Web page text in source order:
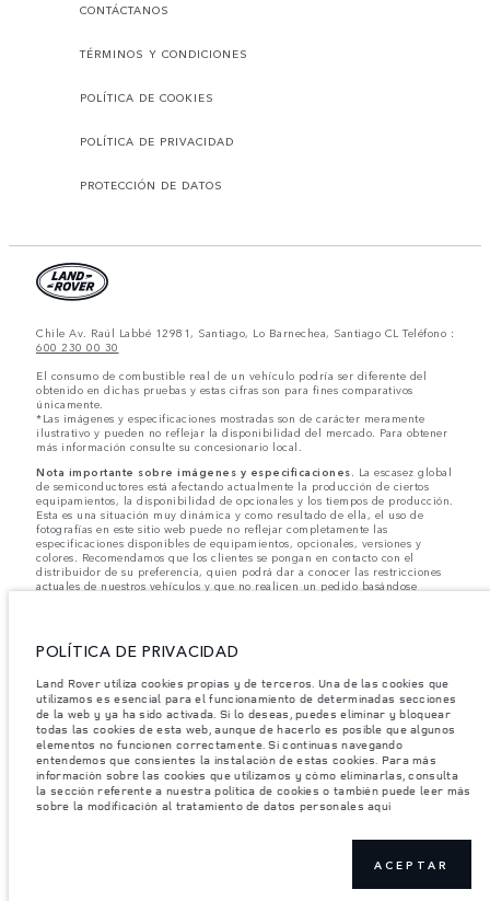
CONTÁCTANOS
TÉRMINOS Y CONDICIONES
POLÍTICA DE COOKIES
POLÍTICA DE PRIVACIDAD
PROTECCIÓN DE DATOS
Chile Av. Raúl Labbé 12981, Santiago, Lo Barnechea, Santiago CL Teléfono :
600 230 00 30
El consumo de combustible real de un vehículo podría ser diferente del
obtenido en dichas pruebas y estas cifras son para fines comparativos
únicamente.
*Las imágenes y especificaciones mostradas son de carácter meramente
ilustrativo y pueden no reflejar la disponibilidad del mercado. Para obtener
más información consulte su concesionario local.
Nota importante sobre imágenes y especificaciones. La escasez global
de semiconductores está afectando actualmente la producción de ciertos
equipamientos, la disponibilidad de opcionales y los tiempos de producción.
Esta es una situación muy dinámica y como resultado de ella, el uso de
fotografías en este sitio web puede no reflejar completamente las
especificaciones disponibles de equipamientos, opcionales, versiones y
colores. Recomendamos que los clientes se pongan en contacto con el
distribuidor de su preferencia, quien podrá dar a conocer las restricciones
actuales de nuestros vehículos y que no realicen un pedido basándose
las especificaciones, el diseño y la producción de sus vehículos, piezas y
accesorios, por lo que se producen modificaciones de forma continua y sin
vendrán incluidas de serie. La información, las especificaciones, los motores
y los colores que aparecen en esta página web se basan en las
especificaciones europeas. Estos pueden variar en función del mercado y
pueden ser modificados sin previo aviso. Algunos vehículos se muestran con
equipamiento opcional y accesorios originales que pueden no estar
disponibles en todos los mercados. Ponte en contacto con tu concesionario
local para consultar disponibilidad y precios.
Cargas Máximas por Eje no se excedan al cargar el vehículo con accesorios,
POLÍTICA DE PRIVACIDAD
Land Rover utiliza cookies propias y de terceros. Una de las cookies que
utilizamos es esencial para el funcionamiento de determinadas secciones
de la web y ya ha sido activada. Si lo deseas, puedes eliminar y bloquear
todas las cookies de esta web, aunque de hacerlo es posible que algunos
elementos no funcionen correctamente. Si continuas navegando
entendemos que consientes la instalación de estas cookies. Para más
información sobre las cookies que utilizamos y cómo eliminarlas, consulta
la sección referente a nuestra política de cookies o también puede leer más
sobre la modificación al tratamiento de datos personales aquí
ACEPTAR